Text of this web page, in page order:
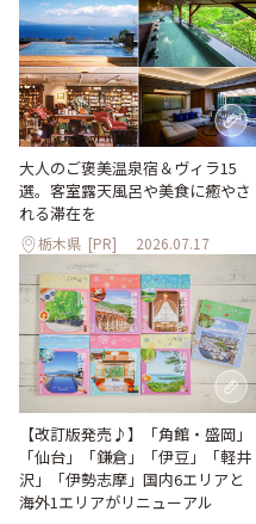
大人のご褒美温泉宿＆ヴィラ15
選。客室露天風呂や美食に癒やさ
れる滞在を
栃木県 [PR] 2026.07.17
【改訂版発売♪】「角館・盛岡」
「仙台」「鎌倉」「伊豆」「軽井
沢」「伊勢志摩」国内6エリアと
海外1エリアがリニューアル